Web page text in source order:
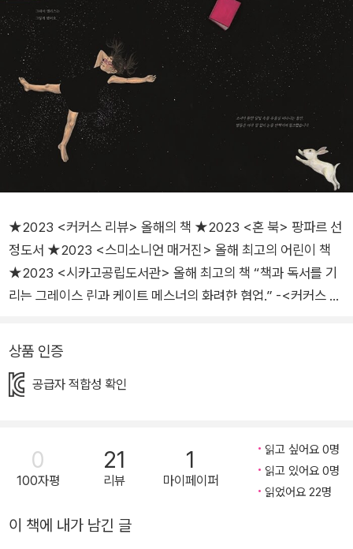
★2023 <커커스 리뷰> 올해의 책 ★2023 <혼 북> 팡파르 선
정도서 ★2023 <스미소니언 매거진> 올해 최고의 어린이 책
★2023 <시카고공립도서관> 올해 최고의 책 “책과 독서를 기
리는 그레이스 린과 케이트 메스너의 화려한 협업.” -<커커스 리
그림은 독자들을 앨리스와의 여행으로 초대한다.” -<혼 북> “특
마이애미 헤럴드> ▶책장을 펼쳐 ‘이상한 하루’의 앨리스와 만나
‘칼데콧 상’ 등 미국의 가장 권위 있는 어린이도서상을 모두 거머
쥔 그레이스 린의 컬래버레이션으로 탄생한 그림책 『책 속으로
들어간 날』이 <I LOVE 그림책> 시리즈로 출간되었다. 『책 속으
로 들어간 날』은 그레이스 린이 『달 케이크』에서 보여준 서정적
상품 인증
공급자 적합성 확인
0
100자평
21
리뷰
1
마이페이퍼
읽고 싶어요 0명
읽고 있어요 0명
읽었어요 22명
이 책에 내가 남긴 글